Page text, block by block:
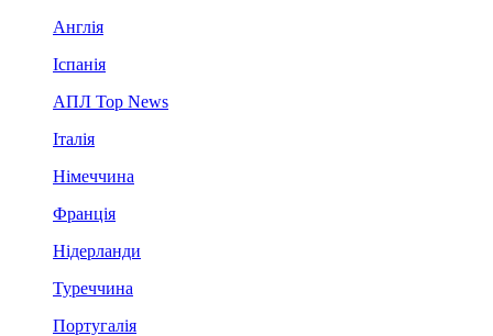
Англія
Іспанія
АПЛ Top News
Італія
Німеччина
Франція
Нідерланди
Туреччина
Португалія